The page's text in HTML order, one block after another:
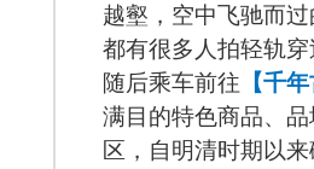
越壑，空中飞驰而
都有很多人拍轻轨
随后乘车前往 【千
满目的特色商品、
区，自明清时期以